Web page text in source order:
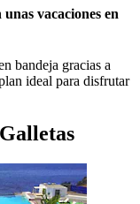
vacaciones en
bandeja gracias a
ideal para disfrutar